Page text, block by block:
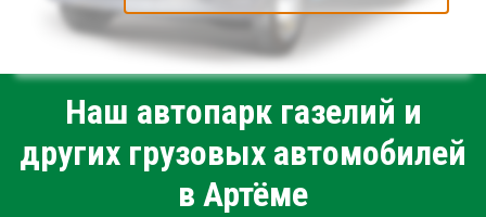
Наш автопарк газелий и
других грузовых автомобилей
в Артёме